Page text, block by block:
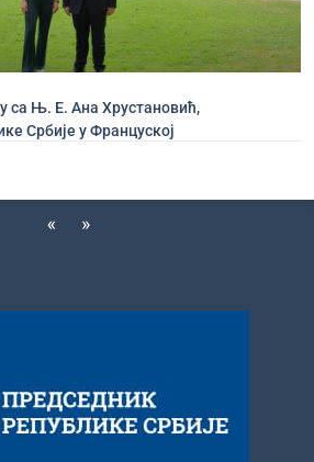
са Њ. Е. Ана Хрустановић,
Србије у Француској
« »